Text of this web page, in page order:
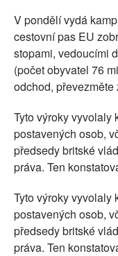
V pondělí vydá
cestovní pas EU
stopami, vedoucími
(počet obyvatel 76
odchod,
Tyto výroky vyvolaly
postavených osob,
předsedy britské
práva. Ten
Tyto výroky vyvolaly
postavených osob,
předsedy britské
práva. Ten